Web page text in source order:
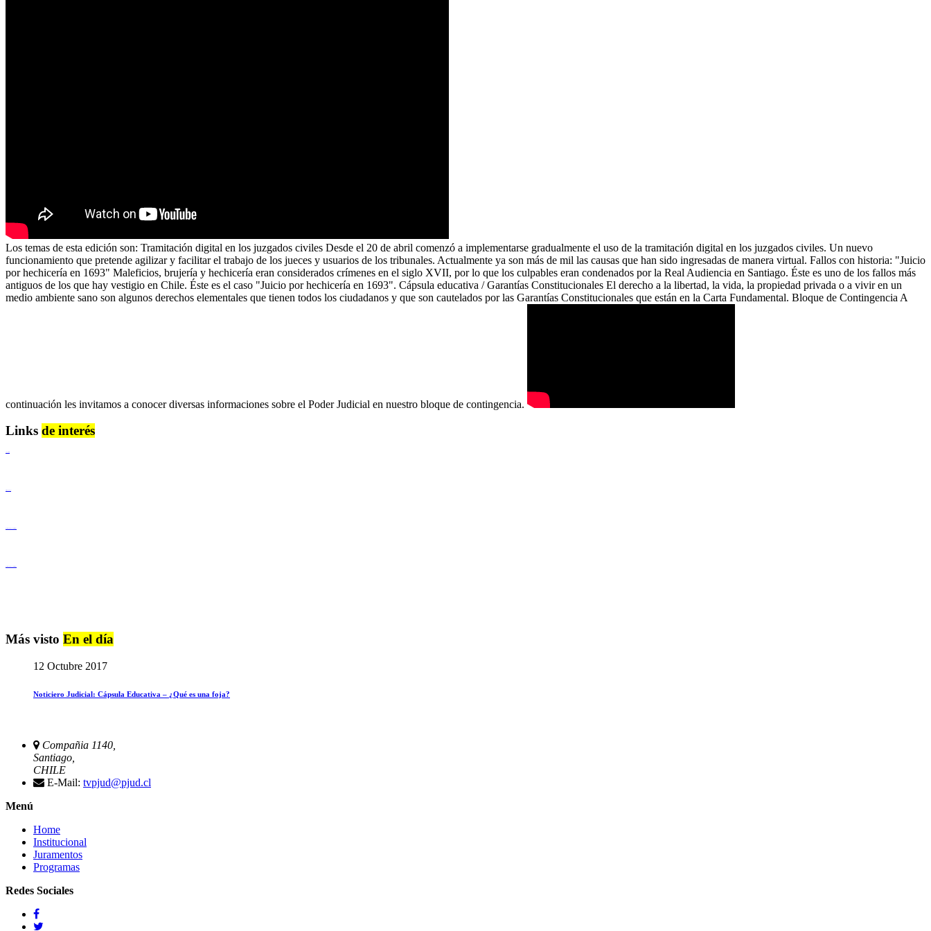
Los temas de esta edición son: Tramitación digital en los juzgados civiles Desde el 20 de abril comenzó a implementarse gradualmente el uso de la tramitación digital en los juzgados civiles. Un nuevo
funcionamiento que pretende agilizar y facilitar el trabajo de los jueces y usuarios de los tribunales. Actualmente ya son más de mil las causas que han sido ingresadas de manera virtual. Fallos con historia: "Juicio
por hechicería en 1693" Maleficios, brujería y hechicería eran considerados crímenes en el siglo XVII, por lo que los culpables eran condenados por la Real Audiencia en Santiago. Éste es uno de los fallos más
antiguos de los que hay vestigio en Chile. Éste es el caso "Juicio por hechicería en 1693". Cápsula educativa / Garantías Constitucionales El derecho a la libertad, la vida, la propiedad privada o a vivir en un
medio ambiente sano son algunos derechos elementales que tienen todos los ciudadanos y que son cautelados por las Garantías Constitucionales que están en la Carta Fundamental. Bloque de Contingencia A
continuación les invitamos a conocer diversas informaciones sobre el Poder Judicial en nuestro bloque de contingencia.
Links de interés
Más visto En el día
12 Octubre 2017
Noticiero Judicial: Cápsula Educativa – ¿Qué es una foja?
Compañia 1140,
Santiago,
CHILE
E-Mail: tvpjud@pjud.cl
Menú
Home
Institucional
Juramentos
Programas
Redes Sociales